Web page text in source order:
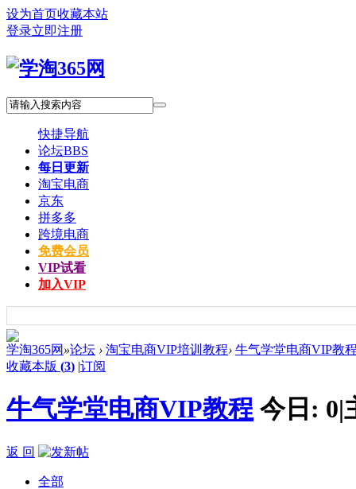
设为首页收藏本站
登录立即注册
快捷导航
论坛BBS
每日更新
淘宝电商
京东
拼多多
跨境电商
免费会员
VIP试看
加入VIP
学淘365网 »论坛 › 淘宝电商VIP培训教程› 牛气学堂电商VIP教
收藏本版 (3) |订阅
牛气学堂电商VIP教程 今日: 0|
返 回
全部